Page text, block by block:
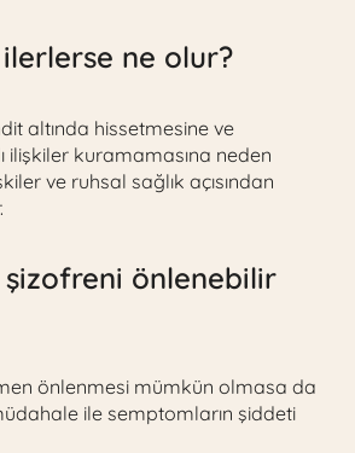
ne olur?
altında hissetmesine ve
ilişkiler kuramamasına neden
ve ruhsal sağlık açısından
şizofreni önlenebilir
önlenmesi mümkün olmasa da
ile semptomların şiddeti